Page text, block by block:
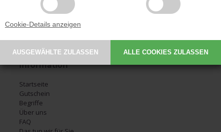
Cookie-Details anzeigen
+45 29 11 19 07
Dienstag 09:00-11:00
Donnerstag 09:00-11:00
Information
Startseite
Gutschein
Begriffe
Über uns
FAQ